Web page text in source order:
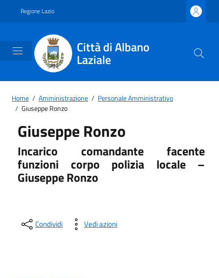
Regione Lazio
Città di Albano
Laziale
Home / Amministrazione / Personale Amministrativo
/ Giuseppe Ronzo
Giuseppe Ronzo
Incarico comandante facente
funzioni corpo polizia locale –
Giuseppe Ronzo
Condividi Vedi azioni